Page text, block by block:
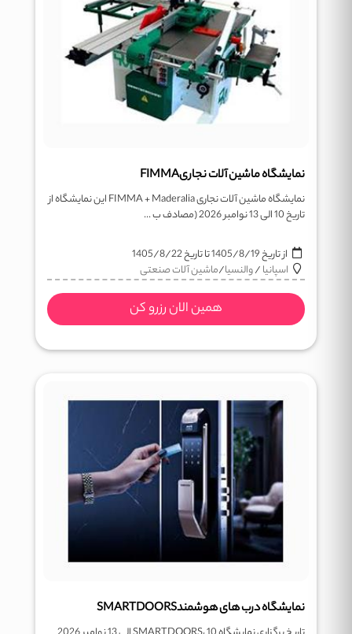
نمایشگاه ماشین آلات نجاریFIMMA
نمایشگاه ماشین آلات نجاری FIMMA + Maderalia این نمایشگاه از
تاریخ 10 الی 13 نوامبر 2026 (مصادف ب ...
از تاریخ1405/8/19تا تاریخ1405/8/22
اسپانیا/والنسیا/ماشین آلات صنعتی
همین الان رزرو کن
نمایشگاه درب های هوشمندSMARTDOORS